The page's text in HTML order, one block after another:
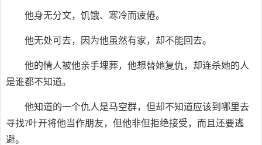
他身无分文，饥饿、寒冷而疲倦。
他无处可去，因为他虽然有家，却不能回去。
他的情人被他亲手埋葬，他想替她复仇，却连杀她的人
是谁都不知道。
他知道的一个仇人是马空群，但却不知道应该到哪里去
寻找?叶开将他当作朋友，但他非但拒绝接受，而且还要逃
避。